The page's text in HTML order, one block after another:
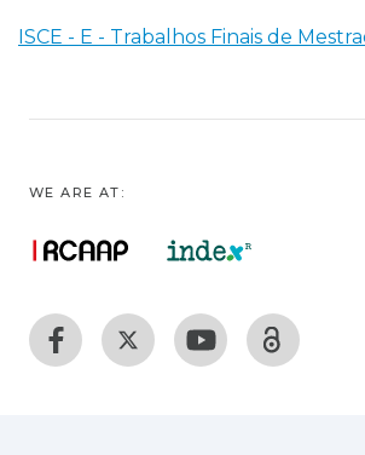
ISCE - E - Trabalhos Finais de
WE ARE AT: